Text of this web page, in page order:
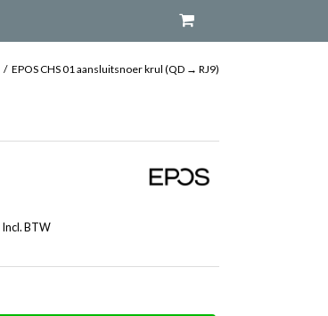
/ EPOS CHS 01 aansluitsnoer krul (QD → RJ9)
Incl. BTW